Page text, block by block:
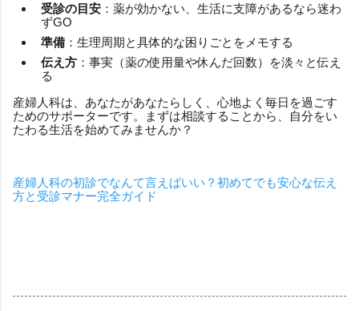
受診の目安 ：薬が効かない、生活に支障があるなら迷わ
ずGO
準備 ：生理周期と具体的な困りごとをメモする
伝え方 ：事実（薬の使用量や休んだ回数）を淡々と伝え
る
産婦人科は、あなたがあなたらしく、心地よく毎日を過ごす
ためのサポーターです。まずは相談することから、自分をい
たわる生活を始めてみませんか？
産婦人科の初診でなんて言えばいい？初めてでも安心な伝え
方と受診マナー完全ガイド